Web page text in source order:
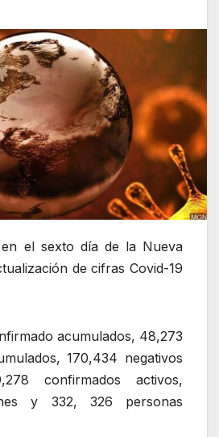
el sexto día de la Nueva
de cifras Covid-19
acumulados, 48,273
170,434 negativos
confirmados activos,
y 332, 326 personas